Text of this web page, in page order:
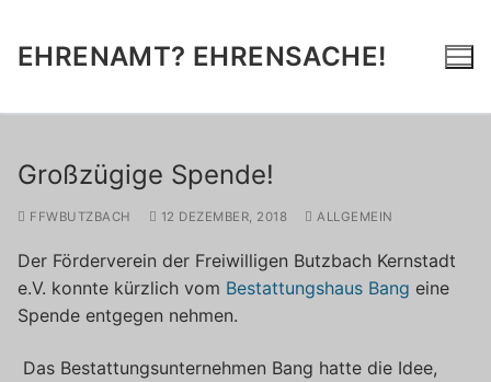
springen
EHRENAMT? EHRENSACHE!
Großzügige Spende!
FFWBUTZBACH 12 DEZEMBER, 2018 ALLGEMEIN
Der Förderverein der Freiwilligen Butzbach Kernstadt
e.V. konnte kürzlich vom Bestattungshaus Bang eine
Spende entgegen nehmen.
Das Bestattungsunternehmen Bang hatte die Idee,